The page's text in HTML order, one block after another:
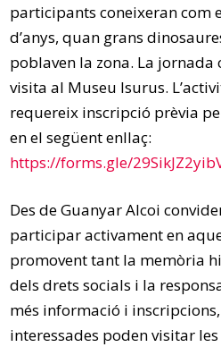
participants coneixeran com
d’anys, quan grans
poblaven la zona. La
visita al Museu Isurus.
requereix inscripció prèvia
en el següent enllaç:
https://forms.gle/
Des de Guanyar Alcoi
participar activament en
promovent tant la memòria
dels drets socials i la
més informació i
interessades poden visitar